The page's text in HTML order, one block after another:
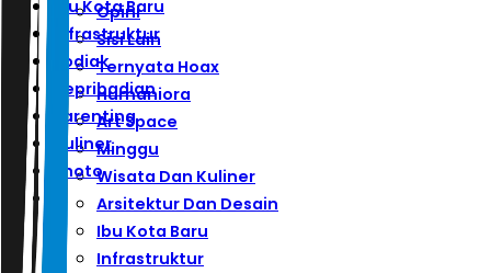
Ibu Kota Baru
Infrastruktur
Zodiak
Kepribadian
Parenting
Kuliner
Photo
Opini
Sisi Lain
Ternyata Hoax
Humaniora
Art Space
Minggu
Wisata Dan Kuliner
Arsitektur Dan Desain
Ibu Kota Baru
Infrastruktur